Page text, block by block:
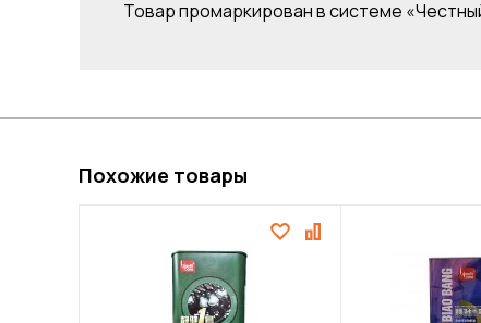
Товар промаркирован в системе
Похожие товары